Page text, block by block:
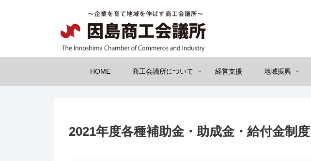
HOME 商工会議所について 経営支援 地域振興
2021年度各種補助金・助成金・給付金制度